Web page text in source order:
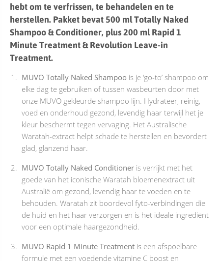
hebt om te verfrissen, te behandelen en te
herstellen. Pakket bevat 500 ml Totally Naked
Shampoo & Conditioner, plus 200 ml Rapid 1
Minute Treatment & Revolution Leave-in
Treatment.
MUVO Totally Naked Shampoo is je ‘go-to’ shampoo om
elke dag te gebruiken of tussen wasbeurten door met
onze MUVO gekleurde shampoo lijn. Hydrateer, reinig,
voed en onderhoud gezond, levendig haar terwijl het je
kleur beschermt tegen vervaging. Het Australische
Waratah-extract helpt schade te herstellen en bevordert
glad, glanzend haar.
MUVO Totally Naked Conditioner is verrijkt met het
goede van het iconische Waratah bloemenextract uit
Australië om gezond, levendig haar te voeden en te
behouden. Waratah zit boordevol fyto-verbindingen die
de huid en het haar verzorgen en is het ideale ingrediënt
voor een optimale haargezondheid.
MUVO Rapid 1 Minute Treatment is een afspoelbare
formule met een voedende vitamine C boost en